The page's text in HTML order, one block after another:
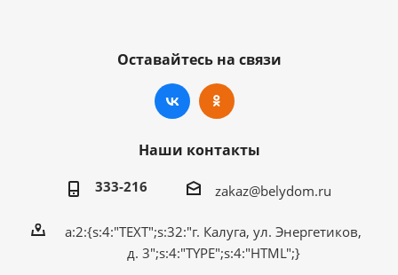
Оставайтесь на связи
Наши контакты
333-216 zakaz@belydom.ru
a:2:{s:4:"TEXT";s:32:"г. Калуга, ул. Энергетиков,
д. 3";s:4:"TYPE";s:4:"HTML";}